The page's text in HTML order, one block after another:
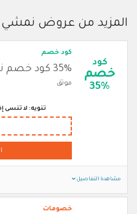
المزيد من عروض نمشي
كود
خصم
35%
كود خصم
35% كود خصم نمشي لعام 2026
موثق
تنويه: لا تنسى
مشاهدة التفاصيل
خصومات